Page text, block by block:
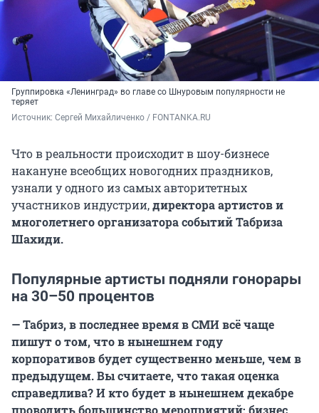
Группировка «Ленинград» во главе со Шнуровым популярности не
теряет
Источник: Сергей Михайличенко / FONTANKA.RU
Что в реальности происходит в шоу-бизнесе
накануне всеобщих новогодних праздников,
узнали у одного из самых авторитетных
участников индустрии,директора артистов и
многолетнего организатора событий Табриза
Шахиди.
Популярные артисты подняли гонорары
на 30–50 процентов
— Табриз, в последнее время в СМИ всё чаще
пишут о том, что в нынешнем году
корпоративов будет существенно меньше, чем в
предыдущем. Вы считаете, что такая оценка
справедлива? И кто будет в нынешнем декабре